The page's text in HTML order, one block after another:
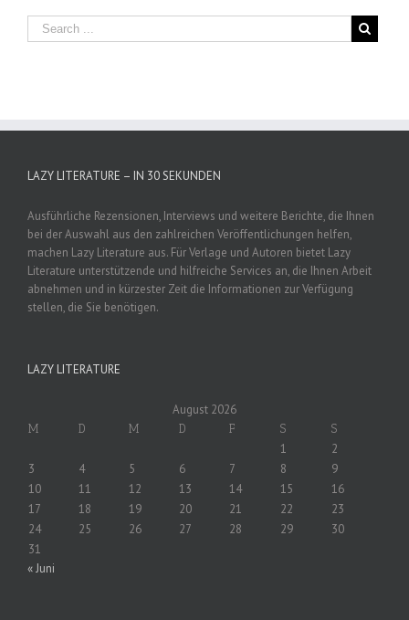
LAZY LITERATURE – IN 30 SEKUNDEN
Ausführliche Rezensionen, Interviews und weitere Berichte, die Ihnen
bei der Auswahl aus den zahlreichen Veröffentlichungen helfen,
machen Lazy Literature aus. Für Verlage und Autoren bietet Lazy
Literature unterstützende und hilfreiche Services an, die Ihnen Arbeit
abnehmen und in kürzester Zeit die Informationen zur Verfügung
stellen, die Sie benötigen.
LAZY LITERATURE
August 2026
M D M D F S S
1
2
3
4 5 6 7 8
9
10
11 12 13 14 15
16
17
18 19 20 21 22
23
24
25 26 27 28 29
30
31
« Juni